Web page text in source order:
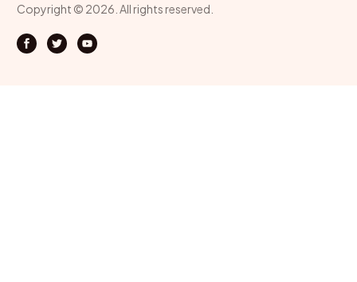
Copyright © 2026. All rights reserved.